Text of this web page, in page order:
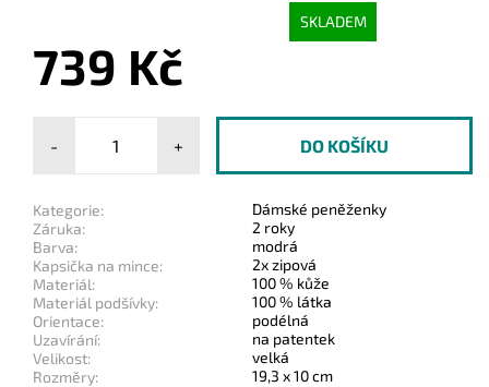
SKLADEM
739 Kč
- +
Kategorie:
Dámské peněženky
Záruka:
2 roky
Barva:
modrá
Kapsička na mince:
2x zipová
Materiál:
100 % kůže
Materiál podšívky:
100 % látka
Orientace:
podélná
Uzavírání:
na patentek
Velikost:
velká
Rozměry:
19,3 x 10 cm